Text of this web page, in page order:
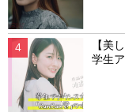
【美
学生